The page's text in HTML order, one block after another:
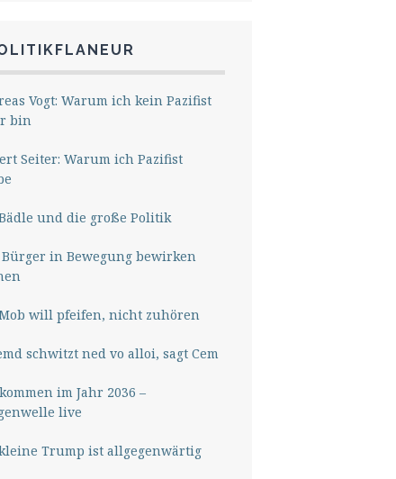
Vogt: Warum ich kein Pazifist
bin
Seiter: Warum ich Pazifist
und die große Politik
Bürger in Bewegung bewirken
will pfeifen, nicht zuhören
schwitzt ned vo alloi, sagt Cem
im Jahr 2036 –
live
Trump ist allgegenwärtig